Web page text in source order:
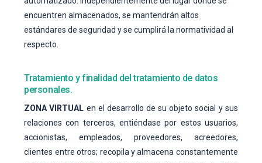
encuentren almacenados, se mantendrán altos
estándares de seguridad y se cumplirá la normatividad al
respecto.
Tratamiento y finalidad del tratamiento de datos
personales.
ZONA VIRTUAL en el desarrollo de su objeto social y sus
relaciones con terceros, entiéndase por estos usuarios,
accionistas, empleados, proveedores, acreedores,
clientes entre otros; recopila y almacena constantemente